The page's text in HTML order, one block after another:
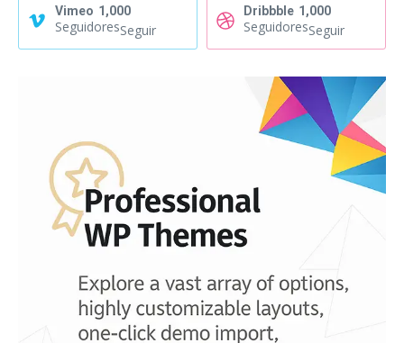
Vimeo 1,000
SeguidoresSeguir
Dribbble 1,000
SeguidoresSeguir